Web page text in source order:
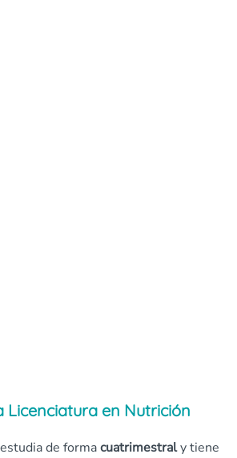
Licenciatura en Nutrición
de formacuatrimestraly tiene